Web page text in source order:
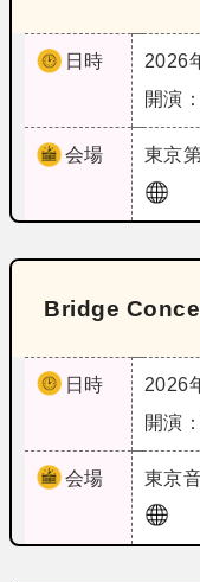
日時
2026
開演
会場 東京
Bridge
日時
2026
開演
会場 東京